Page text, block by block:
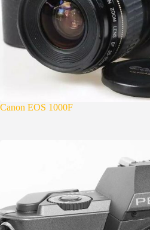
Canon EOS 1000F